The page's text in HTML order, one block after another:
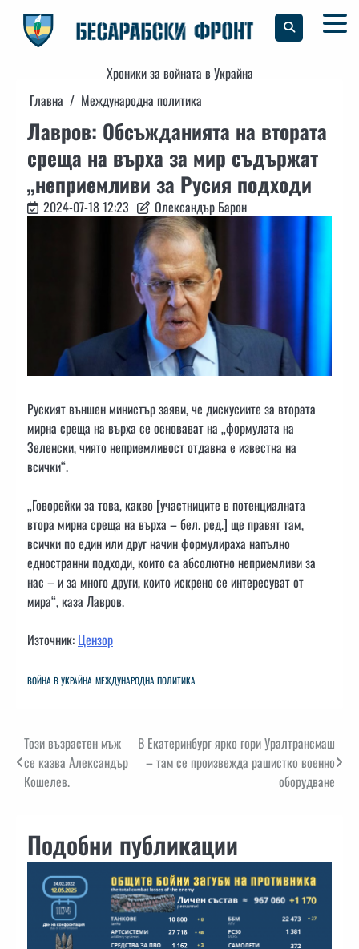
content
Хроники за войната в Украйна
Главна
Международна политика
Лавров: Обсъжданията на втората
среща на върха за мир съдържат
„неприемливи за Русия подходи
2024-07-18 12:23 Олександър Барон
Руският външен министър заяви, че дискусиите за втората
мирна среща на върха се основават на „формулата на
Зеленски, чиято неприемливост отдавна е известна на
всички“.
„Говорейки за това, какво [участниците в потенциалната
втора мирна среща на върха – бел. ред.] ще правят там,
всички по един или друг начин формулираха напълно
едностранни подходи, които са абсолютно неприемливи за
нас – и за много други, които искрено се интересуват от
мира“, каза Лавров.
Източник: Цензор
ВОЙНА В УКРАЙНА МЕЖДУНАРОДНА ПОЛИТИКА
Навигация
Този възрастен мъж
се казва Александър
Кошелев.
В Екатеринбург ярко гори Уралтрансмаш
– там се произвежда рашистко военно
оборудване
Подобни публикации